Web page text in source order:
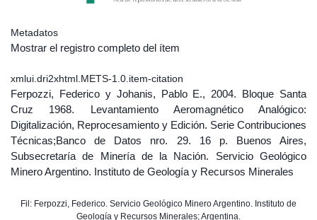
Metadatos
Mostrar el registro completo del ítem
xmlui.dri2xhtml.METS-1.0.item-citation
Ferpozzi, Federico y Johanis, Pablo E., 2004. Bloque Santa
Cruz 1968. Levantamiento Aeromagnético Analógico:
Digitalización, Reprocesamiento y Edición. Serie Contribuciones
Técnicas;Banco de Datos nro. 29. 16 p. Buenos Aires,
Subsecretaría de Minería de la Nación. Servicio Geológico
Minero Argentino. Instituto de Geología y Recursos Minerales
Fil: Ferpozzi, Federico. Servicio Geológico Minero Argentino. Instituto de
Geología y Recursos Minerales; Argentina.